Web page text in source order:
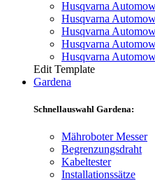
Husqvarna
Husqvarna
Husqvarna
Husqvarna
Husqvarna
Edit Template
Gardena
Schnellauswahl Gardena:
Mähroboter Messer
Begrenzungsdraht
Kabeltester
Installationssätze